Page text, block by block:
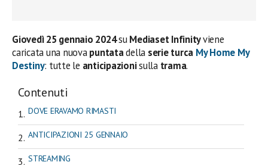
Giovedì 25 gennaio 2024suMediaset Infinityviene
caricata una nuovapuntatadella serie turca My Home My
Destiny: tutte le anticipazionisulla trama.
Contenuti
DOVE ERAVAMO RIMASTI
ANTICIPAZIONI 25 GENNAIO
STREAMING